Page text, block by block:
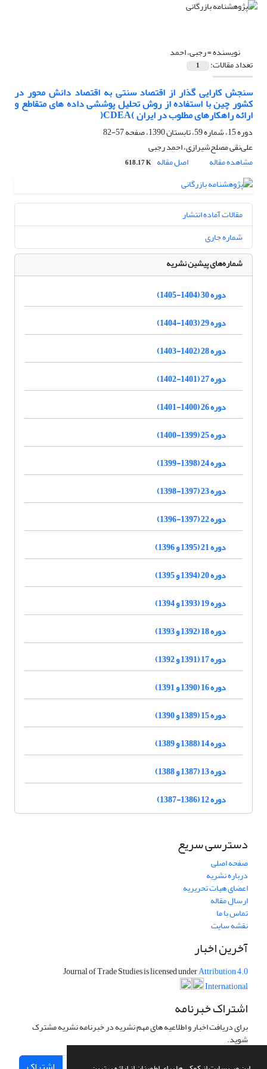
نویسنده =رجبی، احمد
تعداد مقالات: 1
سنجش کارایی گذار از اقتصاد سنتی به اقتصاد دانش محور در
کشور چین با استفاده از روش تحلیل پوششی داده های متقاطع و
ارائه راهکارهای مطلوب در ایران )CDEA(
دوره 15، شماره 59، تابستان 1390، صفحه
57-82
علی‌نقی مصلح‌شیرازی، احمد رجبی
مشاهده مقاله
اصل مقاله 618.17 K
مقالات آماده انتشار
شماره جاری
شماره‌های پیشین نشریه
دوره 30 (1404-1405)
دوره 29 (1403-1404)
دوره 28 (1402-1403)
دوره 27 (1401-1402)
دوره 26 (1400-1401)
دوره 25 (1399-1400)
دوره 24 (1398-1399)
دوره 23 (1397-1398)
دوره 22 (1397-1396)
دوره 21 (1395 و 1396)
دوره 20 (1394 و 1395)
دوره 19 (1393 و 1394)
دوره 18 (1392 و 1393)
دوره 17 (1391 و 1392)
دوره 16 (1390 و 1391)
دوره 15 (1389 و 1390)
دوره 14 (1388 و 1389)
دوره 13 (1387 و 1388)
دوره 12 (1386-1387)
دسترسی سریع
صفحه اصلی
درباره نشریه
اعضای هیات تحریریه
ارسال مقاله
تماس با ما
نقشه سایت
آخرین اخبار
Journal of Trade Studies is licensed underAttribution 4.0
International
اشتراک خبرنامه
برای دریافت اخبار و اطلاعیه های مهم نشریه در خبرنامه نشریه مشترک
شوید.